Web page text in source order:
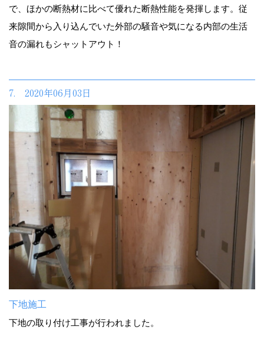
で、ほかの断熱材に比べて優れた断熱性能を発揮します。従
来隙間から入り込んでいた外部の騒音や気になる内部の生活
音の漏れもシャットアウト！
7. 2020年06月03日
下地施工
下地の取り付け工事が行われました。